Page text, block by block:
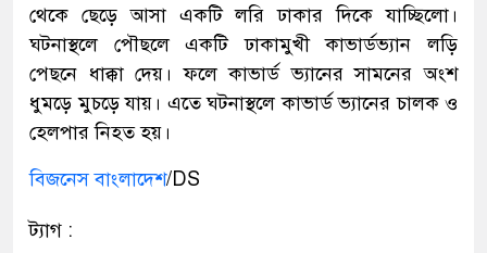
থেকে ছেড়ে আসা একটি লরি ঢাকার দিকে যাচ্ছিলো।
ঘটনাস্থলে পৌছলে একটি ঢাকামুখী কাভার্ডভ্যান লড়ি
পেছনে ধাক্কা দেয়। ফলে কাভার্ড ভ্যানের সামনের অংশ
ধুমড়ে মুচড়ে যায়। এতে ঘটনাস্থলে কাভার্ড ভ্যানের চালক ও
হেলপার নিহত হয়।
বিজনেস বাংলাদেশ/DS
ট্যাগ :